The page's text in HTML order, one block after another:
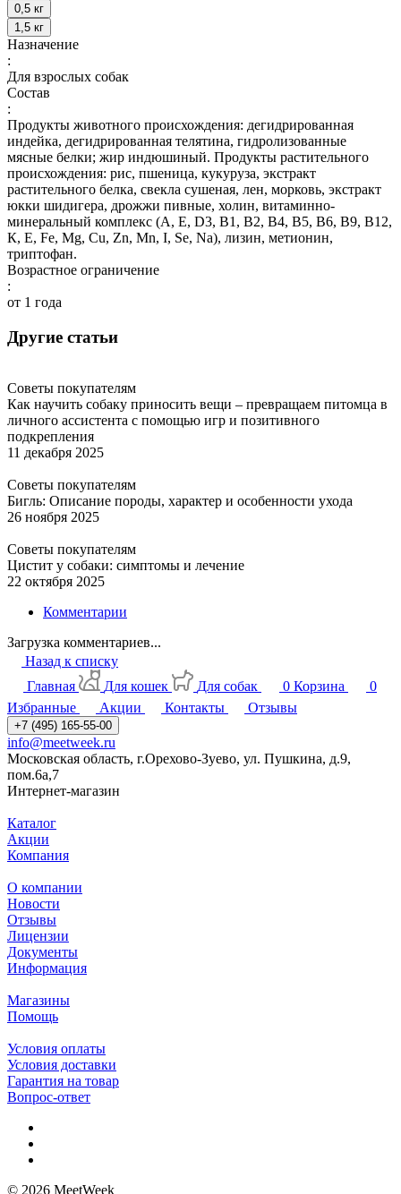
0,5 кг
1,5 кг
Назначение
:
Для взрослых собак
Состав
:
Продукты животного происхождения: дегидрированная
индейка, дегидрированная телятина, гидролизованные
мясные белки; жир индюшиный. Продукты растительного
происхождения: рис, пшеница, кукуруза, экстракт
растительного белка, свекла сушеная, лен, морковь, экстракт
юкки шидигера, дрожжи пивные, холин, витаминно-
минеральный комплекс (А, E, D3, В1, В2, В4, В5, В6, В9, В12,
К, Е, Fe, Mg, Cu, Zn, Mn, I, Se, Na), лизин, метионин,
триптофан.
Возрастное ограничение
:
от 1 года
Другие статьи
Советы покупателям
Как научить собаку приносить вещи – превращаем питомца в
личного ассистента с помощью игр и позитивного
подкрепления
11 декабря 2025
Советы покупателям
Бигль: Описание породы, характер и особенности ухода
26 ноября 2025
Советы покупателям
Цистит у собаки: симптомы и лечение
22 октября 2025
Комментарии
Загрузка комментариев...
Назад к списку
Главная
Для кошек Для собак 0 Корзина
0
Избранные
Акции Контакты Отзывы
+7 (495) 165-55-00
info@meetweek.ru
Московская область, г.Орехово-Зуево, ул. Пушкина, д.9,
пом.6а,7
Интернет-магазин
Каталог
Акции
Компания
О компании
Новости
Отзывы
Лицензии
Документы
Информация
Магазины
Помощь
Условия оплаты
Условия доставки
Гарантия на товар
Вопрос-ответ
© 2026 MeetWeek